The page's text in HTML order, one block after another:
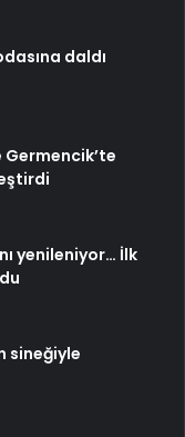
daldı
yenileniyor… İlk
sineğiyle